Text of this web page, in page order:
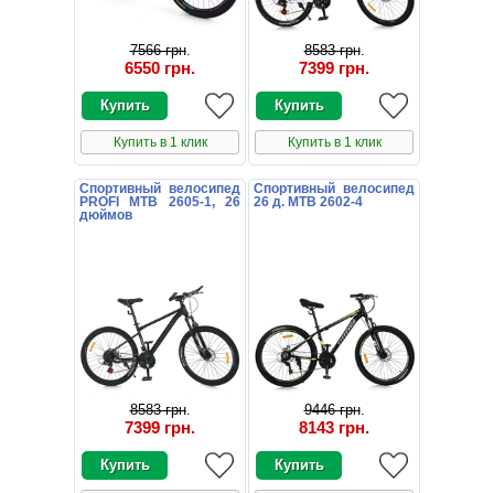
7566 грн.
6550 грн.
Купить в 1 клик
8583 грн.
7399 грн.
Купить в 1 клик
Спортивный велосипед
PROFI MTB 2605-1, 26
дюймов
8583 грн.
7399 грн.
Спортивный велосипед
26 д. MTB 2602-4
9446 грн.
8143 грн.